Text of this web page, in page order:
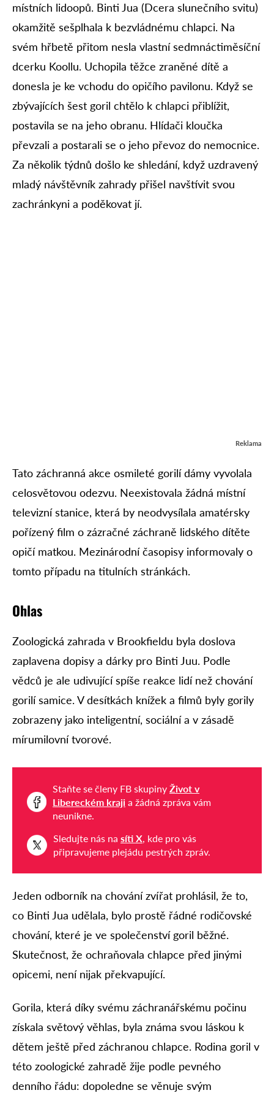
místních lidoopů. Binti Jua (Dcera slunečního svitu)
okamžitě sešplhala k bezvládnému chlapci. Na
svém hřbetě přitom nesla vlastní sedmnáctiměsíční
dcerku Koollu. Uchopila těžce zraněné dítě a
donesla je ke vchodu do opičího pavilonu. Když se
zbývajících šest goril chtělo k chlapci přiblížit,
postavila se na jeho obranu. Hlídači kloučka
převzali a postarali se o jeho převoz do nemocnice.
Za několik týdnů došlo ke shledání, když uzdravený
mladý návštěvník zahrady přišel navštívit svou
zachránkyni a poděkovat jí.
Reklama
Tato záchranná akce osmileté gorilí dámy vyvolala
celosvětovou odezvu. Neexistovala žádná místní
televizní stanice, která by neodvysílala amatérsky
pořízený film o zázračné záchraně lidského dítěte
opičí matkou. Mezinárodní časopisy informovaly o
tomto případu na titulních stránkách.
Ohlas
Zoologická zahrada v Brookfieldu byla doslova
zaplavena dopisy a dárky pro Binti Juu. Podle
vědců je ale udivující spíše reakce lidí než chování
gorilí samice. V desítkách knížek a filmů byly gorily
zobrazeny jako inteligentní, sociální a v zásadě
mírumilovní tvorové.
Staňte se členy FB skupiny Život v
Libereckém kraji a žádná zpráva vám
neunikne.
Sledujte nás na síti X , kde pro vás
připravujeme plejádu pestrých zpráv.
Jeden odborník na chování zvířat prohlásil, že to,
co Binti Jua udělala, bylo prostě řádné rodičovské
chování, které je ve společenství goril běžné.
Skutečnost, že ochraňovala chlapce před jinými
opicemi, není nijak překvapující.
Gorila, která díky svému záchranářskému počinu
získala světový věhlas, byla známa svou láskou k
dětem ještě před záchranou chlapce. Rodina goril v
této zoologické zahradě žije podle pevného
denního řádu: dopoledne se věnuje svým